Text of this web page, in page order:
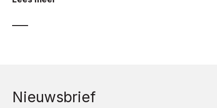
Nieuwsbrief